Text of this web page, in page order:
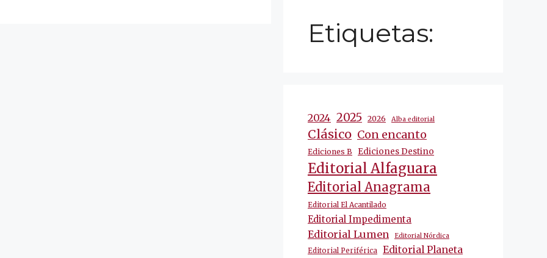
Etiquetas:
2024 2025 2026 Alba editorial
Clásico Con encanto
Ediciones B Ediciones Destino
Editorial Alfaguara
Editorial Anagrama
Editorial El Acantilado
Editorial Impedimenta
Editorial Lumen Editorial Nórdica
Editorial Periférica Editorial Planeta